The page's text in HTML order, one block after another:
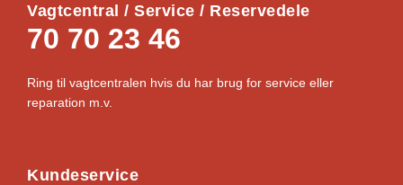
Vagtcentral / Service / Reservedele
70 70 23 46
Ring til vagtcentralen hvis du har brug for service eller
reparation m.v.
Kundeservice